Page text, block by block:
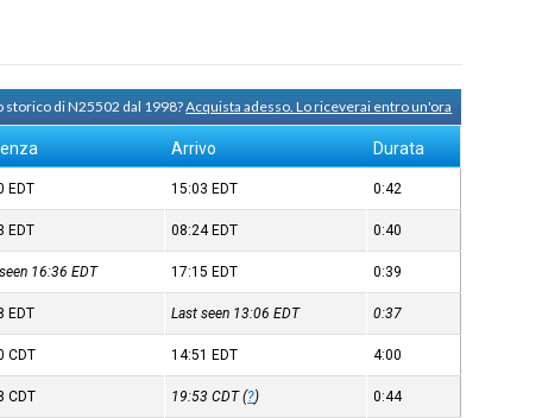
storico di N25502 dal 1998?Acquista adesso. Lo riceverai entro un'ora
Arrivo Durata
EDT 15:03 EDT 0:42
EDT 08:24 EDT 0:40
16:36EDT 17:15 EDT 0:39
EDT Last seen 13:06EDT 0:37
CDT 14:51 EDT 4:00
CDT 19:53CDT(?) 0:44